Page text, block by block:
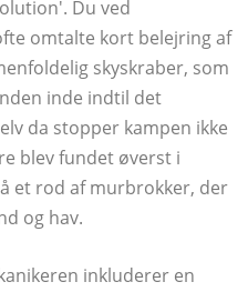
Du ved
omtalte kort belejring af
skyskraber, som
inde indtil det
da stopper kampen ikke
blev fundet øverst i
et rod af murbrokker, der
og hav.
inkluderer en